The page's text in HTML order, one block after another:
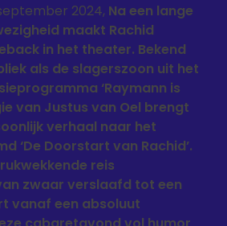
2024, Na een lange
maakt Rachid
in het theater. Bekend
als de slagerszoon uit het
‘Raymann is
van Justus van Oel brengt
verhaal naar het
‘De Doorstart van Rachid’.
reis
zwaar verslaafd tot een
vanaf een absoluut